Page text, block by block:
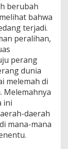
berubah
bahwa
terjadi.
peralihan,
perang
dunia
melemah di
Melemahnya
ini
daerah
mana-mana